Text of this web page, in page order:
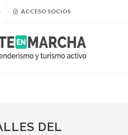
ACCESO SOCIOS
DEL